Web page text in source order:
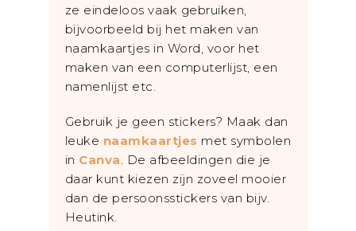
ze eindeloos vaak gebruiken,
bijvoorbeeld bij het maken van
naamkaartjes in Word, voor het
maken van een computerlijst, een
namenlijst etc.
Gebruik je geen stickers? Maak dan
leuke naamkaartjes met symbolen
in Canva. De afbeeldingen die je
daar kunt kiezen zijn zoveel mooier
dan de persoonsstickers van bijv.
Heutink.